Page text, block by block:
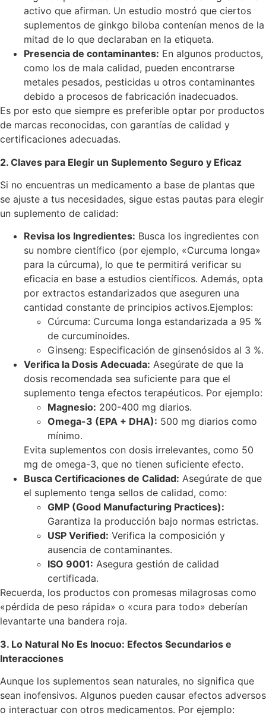
activo que afirman. Un estudio mostró que ciertos
suplementos de ginkgo biloba contenían menos de la
mitad de lo que declaraban en la etiqueta.
Presencia de contaminantes: En algunos productos,
como los de mala calidad, pueden encontrarse
metales pesados, pesticidas u otros contaminantes
debido a procesos de fabricación inadecuados.
Es por esto que siempre es preferible optar por productos
de marcas reconocidas, con garantías de calidad y
certificaciones adecuadas.
2. Claves para Elegir un Suplemento Seguro y Eficaz
Si no encuentras un medicamento a base de plantas que
se ajuste a tus necesidades, sigue estas pautas para elegir
un suplemento de calidad:
Revisa los Ingredientes: Busca los ingredientes con
su nombre científico (por ejemplo, «Curcuma longa»
para la cúrcuma), lo que te permitirá verificar su
eficacia en base a estudios científicos. Además, opta
por extractos estandarizados que aseguren una
cantidad constante de principios activos.Ejemplos:
Cúrcuma: Curcuma longa estandarizada a 95 %
de curcuminoides.
Ginseng: Especificación de ginsenósidos al 3 %.
Verifica la Dosis Adecuada: Asegúrate de que la
dosis recomendada sea suficiente para que el
suplemento tenga efectos terapéuticos. Por ejemplo:
Magnesio: 200-400 mg diarios.
Omega-3 (EPA + DHA): 500 mg diarios como
mínimo.
Evita suplementos con dosis irrelevantes, como 50
mg de omega-3, que no tienen suficiente efecto.
Busca Certificaciones de Calidad: Asegúrate de que
el suplemento tenga sellos de calidad, como:
GMP (Good Manufacturing Practices):
Garantiza la producción bajo normas estrictas.
USP Verified: Verifica la composición y
ausencia de contaminantes.
ISO 9001: Asegura gestión de calidad
certificada.
Recuerda, los productos con promesas milagrosas como
«pérdida de peso rápida» o «cura para todo» deberían
levantarte una bandera roja.
3. Lo Natural No Es Inocuo: Efectos Secundarios e
Interacciones
Aunque los suplementos sean naturales, no significa que
sean inofensivos. Algunos pueden causar efectos adversos
o interactuar con otros medicamentos. Por ejemplo: